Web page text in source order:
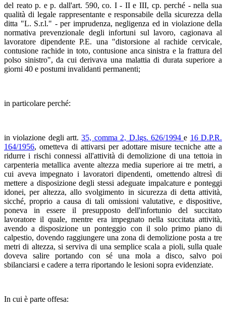
del reato p. e p. dall'art. 590, co. I - II e III, cp. perché - nella sua
qualità di legale rappresentante e responsabile della sicurezza della
ditta "L. S.r.l." - per imprudenza, negligenza ed in violazione della
normativa prevenzionale degli infortuni sul lavoro, cagionava al
lavoratore dipendente P.E. una "distorsione al rachide cervicale,
contusione rachide in toto, contusione anca sinistra e la frattura del
polso sinistro", da cui derivava una malattia di durata superiore a
giorni 40 e postumi invalidanti permanenti;
in particolare perché:
in violazione degli artt.35, comma 2, D.lgs. 626/1994e 16 D.P.R.
164/1956, ometteva di attivarsi per adottare misure tecniche atte a
ridurre i rischi connessi all'attività di demolizione di una tettoia in
carpenteria metallica avente altezza media superiore ai tre metri, a
cui aveva impegnato i lavoratori dipendenti, omettendo altresì di
mettere a disposizione degli stessi adeguate impalcature e ponteggi
idonei, per altezza, allo svolgimento in sicurezza di detta attività,
sicché, proprio a causa di tali omissioni valutative, e dispositive,
poneva in essere il presupposto dell'infortunio del succitato
lavoratore il quale, mentre era impegnato nella succitata attività,
avendo a disposizione un ponteggio con il solo primo piano di
calpestio, dovendo raggiungere una zona di demolizione posta a tre
metri di altezza, si serviva di una semplice scala a pioli, sulla quale
doveva salire portando con sé una mola a disco, salvo poi
sbilanciarsi e cadere a terra riportando le lesioni sopra evidenziate.
In cui è parte offesa: